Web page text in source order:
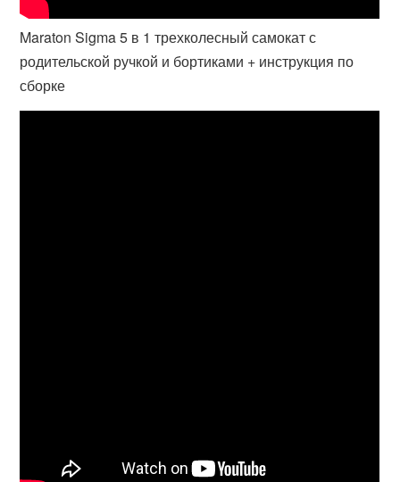
Maraton Sigma 5 в 1 трехколесный самокат с
родительской ручкой и бортиками + инструкция по
сборке